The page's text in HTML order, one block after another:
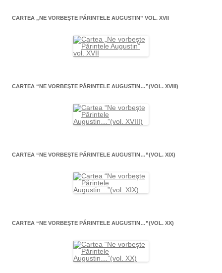
CARTEA „NE VORBEŞTE PĂRINTELE AUGUSTIN” VOL. XVII
CARTEA “NE VORBEŞTE PĂRINTELE AUGUSTIN…”(VOL. XVIII)
CARTEA “NE VORBEŞTE PĂRINTELE AUGUSTIN…”(VOL. XIX)
CARTEA “NE VORBEŞTE PĂRINTELE AUGUSTIN…”(VOL. XX)